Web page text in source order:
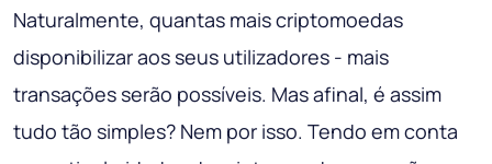
Naturalmente, quantas mais criptomoedas
disponibilizar aos seus utilizadores - mais
transações serão possíveis. Mas afinal, é assim
tudo tão simples? Nem por isso. Tendo em conta